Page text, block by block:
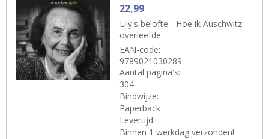
22,99
Lily's belofte - Hoe ik Auschwitz
overleefde
EAN-code:
9789021030289
Aantal pagina's:
304
Bindwijze:
Paperback
Levertijd:
Binnen 1 werkdag verzonden!